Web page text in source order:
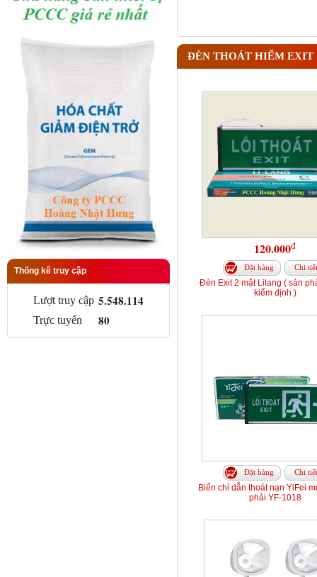
Thống kê truy cập
Lượt truy cập 5.548.114
Trực tuyến 80
ĐÈN THOÁT HIỂM EXIT
120.000đ
Đặt hàng Chi tiết
Đèn Exit 2 mặt Lilang ( sản
kiểm định )
Đặt hàng Chi tiết
Biển chỉ dẫn thoát nạn YiFei
phải YF-1018